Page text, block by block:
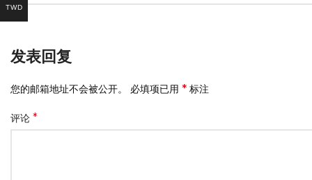
发表回复
您的邮箱地址不会被公开。 必填项已用 * 标注
评论 *
TWD